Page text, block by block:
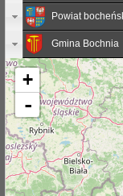
Powiat
Gmina Bochnia
+
-